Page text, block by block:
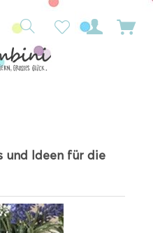
und Ideen für die